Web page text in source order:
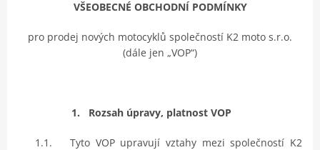
VŠEOBECNÉ OBCHODNÍ PODMÍNKY
pro prodej nových motocyklů společností K2 moto s.r.o.
(dále jen „VOP“)
1. Rozsah úpravy, platnost VOP
1.1.
Tyto VOP upravují vztahy mezi společností K2